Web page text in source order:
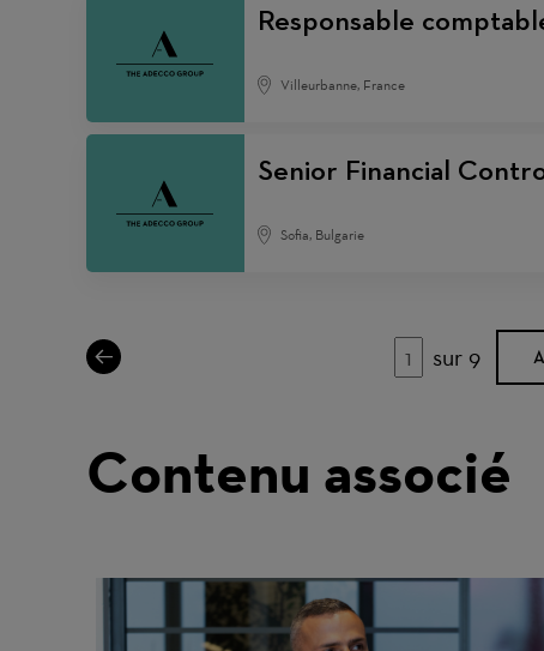
Responsable
Villeurbanne, France
Senior Financial
Sofia, Bulgarie
Page
sur 9
Contenu associé